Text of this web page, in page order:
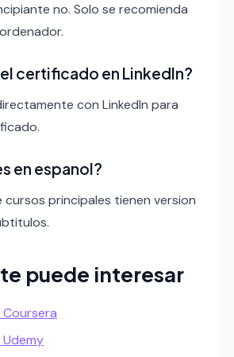
no. Solo se recomienda
certificado en LinkedIn?
con LinkedIn para
en espanol?
cursos principales tienen version
puede interesar
Coursera
Udemy